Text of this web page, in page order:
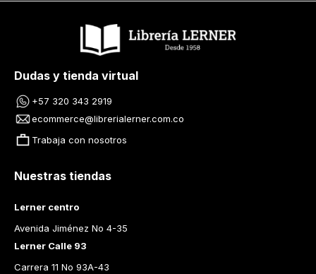
Dudas y tienda virtual
+57 320 343 2919
ecommerce@librerialerner.com.co
Trabaja con nosotros
Nuestras tiendas
Lerner centro
Avenida Jiménez No 4-35
Lerner Calle 93
Carrera 11 No 93A-43